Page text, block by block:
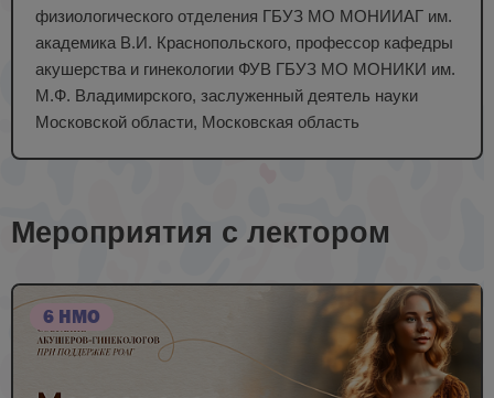
физиологического отделения ГБУЗ МО МОНИИАГ им.
академика В.И. Краснопольского, профессор кафедры
акушерства и гинекологии ФУВ ГБУЗ МО МОНИКИ им.
М.Ф. Владимирского, заслуженный деятель науки
Московской области, Московская область
Мероприятия с лектором
6 НМО